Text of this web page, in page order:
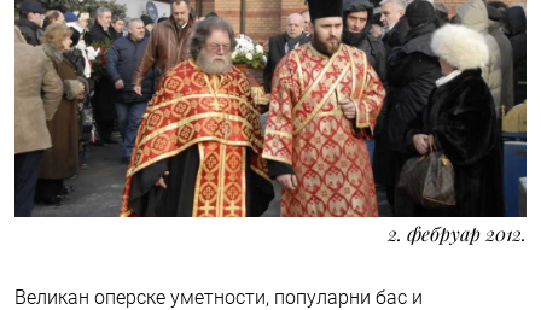
2. фебруар 2012.
Великан оперске уметности, популарни бас и